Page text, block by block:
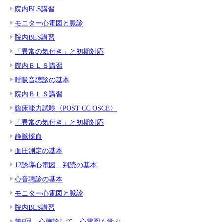
院内BLS講習
モニター心電図と脈診
院内BLS講習
「異常の気付き」と初期対応
院内ＢＬＳ講習
呼吸音聴診の基本
院内ＢＬＳ講習
臨床能力試験〈POST CC OSCE〉
「異常の気付き」と初期対応
静脈採血
血圧測定の基本
12誘導心電図 判読の基本
心音聴診の基本
モニター心電図と脈診
院内BLS講習